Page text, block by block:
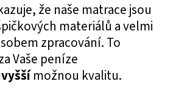
že naše matrace jsou
materiálů a velmi
zpracování. To
Vaše peníze
možnou kvalitu.